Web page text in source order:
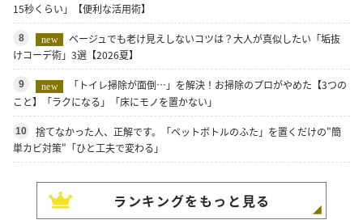
15秒くらい」【便利な活用術】
8 new
ベージュでも老け見えしないコツは？大人が真似したい「垢抜
けコーデ術」3選【2026夏】
9 new
「トイレ掃除が面倒…」を解決！お掃除のプロがやめた【3つの
こと】「ラクになる」「床にモノを置かない」
10
捨てなかった人、正解です。「ペットボトルのふた」を置くだけの"簡
単カビ対策"「ひと工夫で変わる」
ランキングをもっと見る